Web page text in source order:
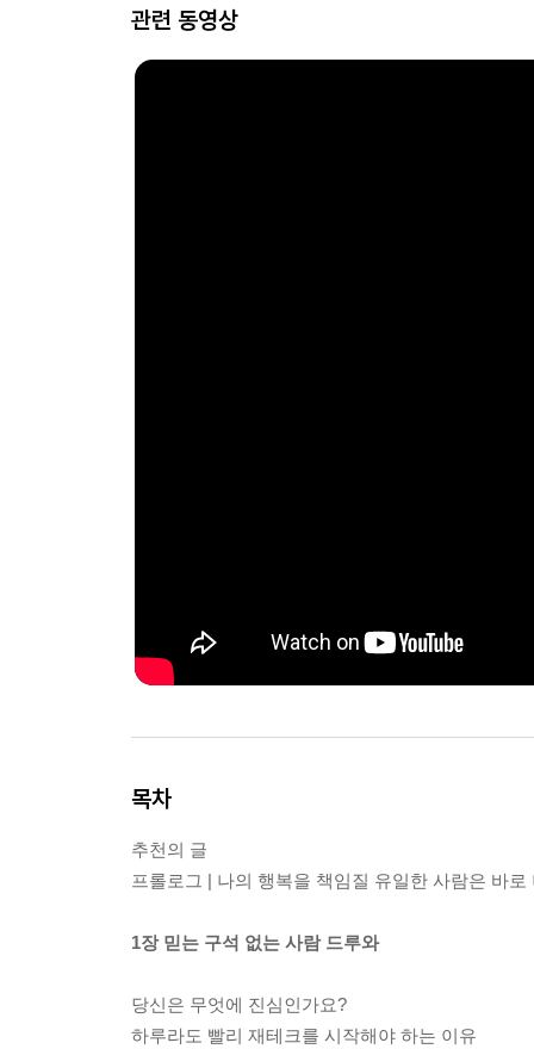
관련 동영상
목차
추천의 글
프롤로그 | 나의 행복을 책임질 유일한 사람은 바로
1장 믿는 구석 없는 사람 드루와
당신은 무엇에 진심인가요?
하루라도 빨리 재테크를 시작해야 하는 이유